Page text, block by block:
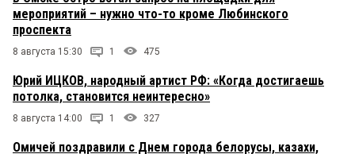
мероприятий – нужно что-то кроме Любинского
проспекта
8 августа 15:30 1 475
Юрий ИЦКОВ, народный артист РФ: «Когда достигаешь
потолка, становится неинтересно»
8 августа 14:00 1 327
Омичей поздравили с Днем города белорусы, казахи,